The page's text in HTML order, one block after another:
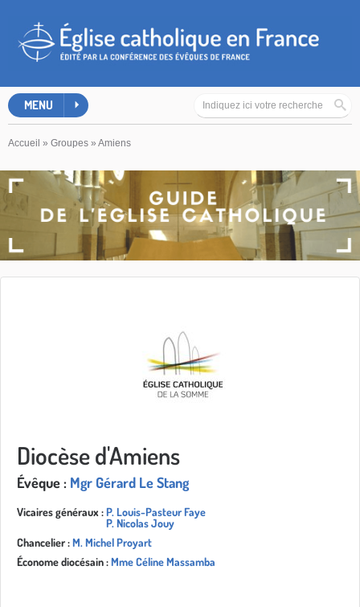
MENU
Accueil » Groupes » Amiens
Diocèse d'Amiens
Évêque : Mgr Gérard Le Stang
Vicaires généraux :P. Louis-Pasteur Faye
P. Nicolas Jouy
Chancelier :M. Michel Proyart
Économe diocésain :Mme Céline Massamba